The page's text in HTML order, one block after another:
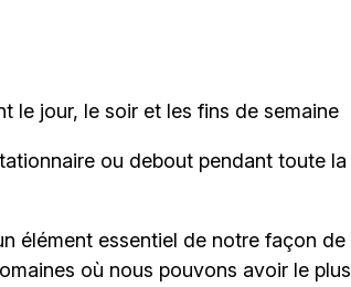
le jour, le soir et les fins de semaine
ou debout pendant toute la
élément essentiel de notre façon de
où nous pouvons avoir le plus